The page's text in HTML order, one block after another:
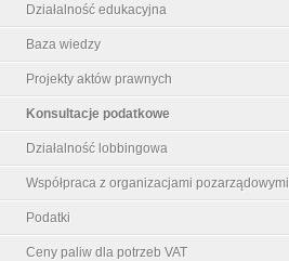
Działalność edukacyjna
Baza wiedzy
Projekty aktów prawnych
Konsultacje podatkowe
Działalność lobbingowa
Współpraca z organizacjami pozarządowymi
Podatki
Ceny paliw dla potrzeb VAT